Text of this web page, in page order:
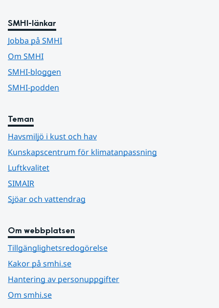
SMHI-länkar
Jobba på SMHI
Om SMHI
SMHI-bloggen
SMHI-podden
Teman
Havsmiljö i kust och hav
Kunskapscentrum för klimatanpassning
Luftkvalitet
SIMAIR
Sjöar och vattendrag
Om webbplatsen
Tillgänglighetsredogörelse
Kakor på smhi.se
Hantering av personuppgifter
Om smhi.se